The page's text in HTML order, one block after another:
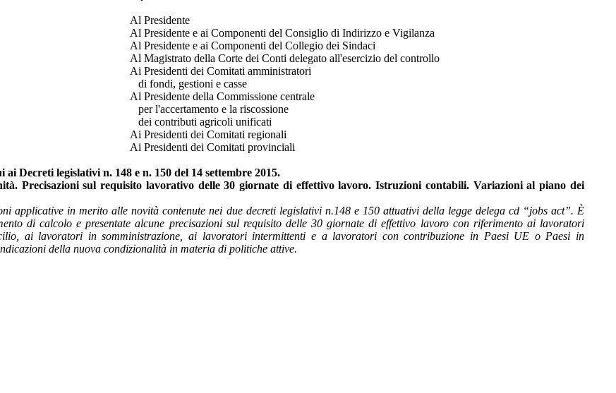
Al Presidente
Al Presidente e ai Componenti del Consiglio di Indirizzo e Vigilanza
Al Presidente e ai Componenti del Collegio dei Sindaci
Al Magistrato della Corte dei Conti delegato all'esercizio del controllo
Ai Presidenti dei Comitati amministratori
di fondi, gestioni e casse
Al Presidente della Commissione centrale
per l'accertamento e la riscossione
dei contributi agricoli unificati
Ai Presidenti dei Comitati regionali
Ai Presidenti dei Comitati provinciali
Decreti legislativi n. 148 e n. 150 del 14 settembre 2015.
Precisazioni sul requisito lavorativo delle 30 giornate di effettivo lavoro. Istruzioni contabili. Variazioni al piano dei
applicative in merito alle novità contenute nei due decreti legislativi n.148 e 150 attuativi della legge delega cd “jobs act”. È
di calcolo e presentate alcune precisazioni sul requisito delle 30 giornate di effettivo lavoro con riferimento ai lavoratori
ai lavoratori in somministrazione, ai lavoratori intermittenti e a lavoratori con contribuzione in Paesi UE o Paesi in
della nuova condizionalità in materia di politiche attive.